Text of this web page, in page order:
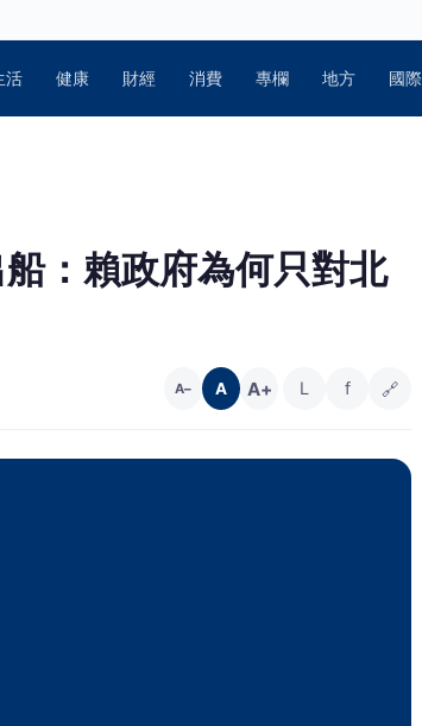
活 健康 財經 消費 專欄 地方 國際
：賴政府為何只對北
A− A A+ L f 🔗